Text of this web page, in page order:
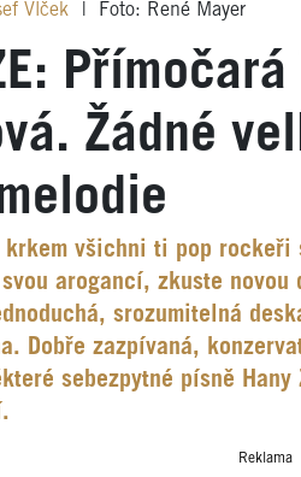
Vlček Foto: René Mayer
Žádné
krkem všichni ti pop rockeři
arogancí, zkuste novou
srozumitelná
Dobře zazpívaná,
sebezpytné písně
Reklama